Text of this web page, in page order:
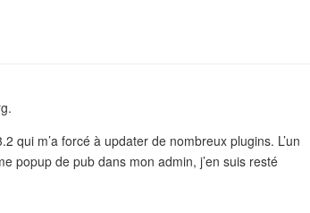
qui m’a forcé à updater de nombreux plugins. L’un
popup de pub dans mon admin, j’en suis resté